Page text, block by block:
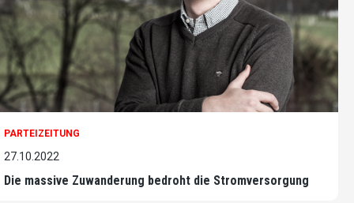
PARTEIZEITUNG
27.10.2022
Die massive Zuwanderung bedroht die Stromversorgung